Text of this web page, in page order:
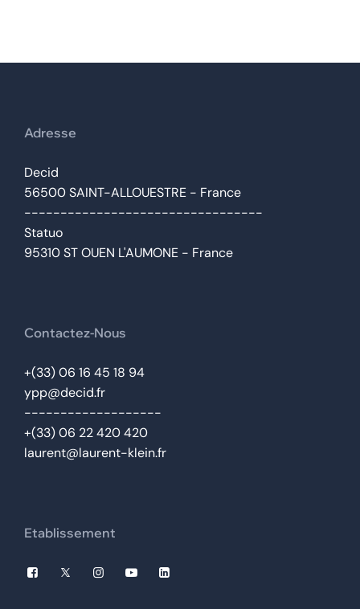
Adresse
Decid
56500 SAINT-ALLOUESTRE - France
---------------------------------
Statuo
95310 ST OUEN L'AUMONE - France
Contactez-Nous
+(33) 06 16 45 18 94
ypp@decid.fr
-------------------
+(33) 06 22 420 420
laurent@laurent-klein.fr
Etablissement